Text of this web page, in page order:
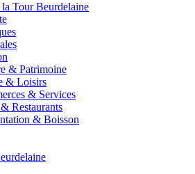
Tour Beurdelaine
& Patrimoine
& Loisirs
& Services
Restaurants
& Boisson